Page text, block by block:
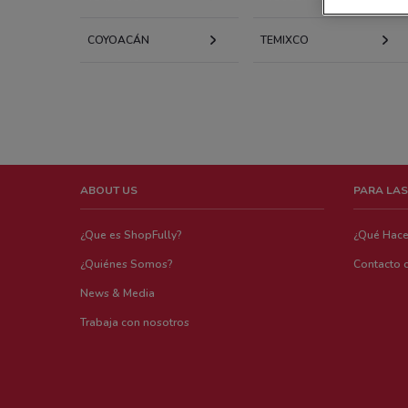
COYOACÁN TEMIXCO
ABOUT US
¿Que es ShopFully?
¿Quiénes Somos?
News & Media
Trabaja con nosotros
PARA
¿Qué
Contacto